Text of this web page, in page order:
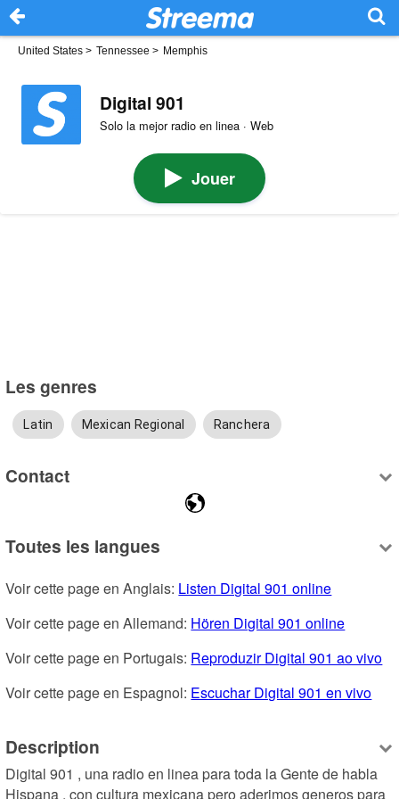
United States > Tennessee > Memphis
Digital 901
Solo la mejor radio en linea · Web
Jouer
Les genres
Latin Mexican Regional Ranchera
Contact
Toutes les langues
Voir cette page en Anglais: Listen Digital 901 online
Voir cette page en Allemand: Hören Digital 901 online
Voir cette page en Portugais: Reproduzir Digital 901 ao vivo
Voir cette page en Espagnol: Escuchar Digital 901 en vivo
Description
Digital 901 , una radio en linea para toda la Gente de habla
Hispana , con cultura mexicana pero aderimos generos para